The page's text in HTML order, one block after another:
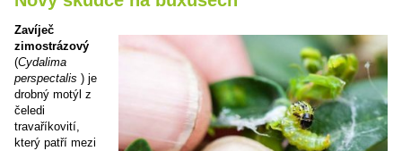
Zavíječ
zimostrázový
(Cydalima
perspectalis ) je
drobný motýl z
čeledi
travaříkovití,
který patří mezi